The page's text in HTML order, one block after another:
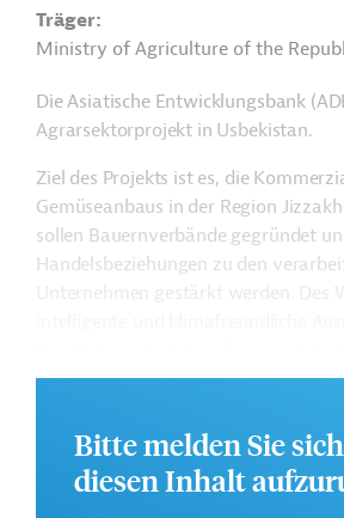
Träger
Ministry of Agriculture of the
Die Asiatische Entwicklungsbank
Agrarsektorprojekt in Usbekistan.
Ziel des Projekts ist es, die
Gemüseanbaus in der Region
sollen Bauernverbände gegründet
Handelsbeziehungen zu den
Unternehmen gestärkt werden. Des
bereitgestellt und die Verwendung
der Klimaresistenz gefördert werden.
Weitere Informationen zu dem
Bitte melden Sie
diesen Inhalt